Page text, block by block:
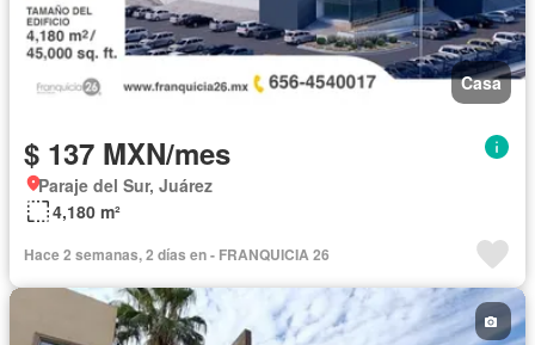
Casa
$ 137 MXN/mes
Paraje del Sur, Juárez
4,180 m²
Hace 2 semanas, 2 días en - FRANQUICIA 26